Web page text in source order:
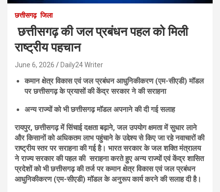
छत्तीसगढ़ जिला
छत्तीसगढ़ की जल प्रबंधन पहल को मिली
राष्ट्रीय पहचान
June 6, 2026 Daily24 Writer
कमान क्षेत्र विकास एवं जल प्रबंधन आधुनिकीकरण (एम-सीएडी) मॉडल
पर छत्तीसगढ़ के प्रयासों की केंद्र सरकार ने की सराहना
अन्य राज्यों को भी छत्तीसगढ़ मॉडल अपनाने की दी गई सलाह
रायपुर, छत्तीसगढ़ में सिंचाई दक्षता बढ़ाने, जल उपयोग क्षमता में सुधार लाने
और किसानों को अधिकतम लाभ पहुंचाने के उद्देश्य से किए जा रहे नवाचारों की
राष्ट्रीय स्तर पर सराहना की गई है। भारत सरकार के जल शक्ति मंत्रालय
ने राज्य सरकार की पहल की सराहना करते हुए अन्य राज्यों एवं केंद्र शासित
प्रदेशों को भी छत्तीसगढ़ की तर्ज पर कमान क्षेत्र विकास एवं जल प्रबंधन
आधुनिकीकरण (एम-सीएडी) मॉडल के अनुरूप कार्य करने की सलाह दी है।